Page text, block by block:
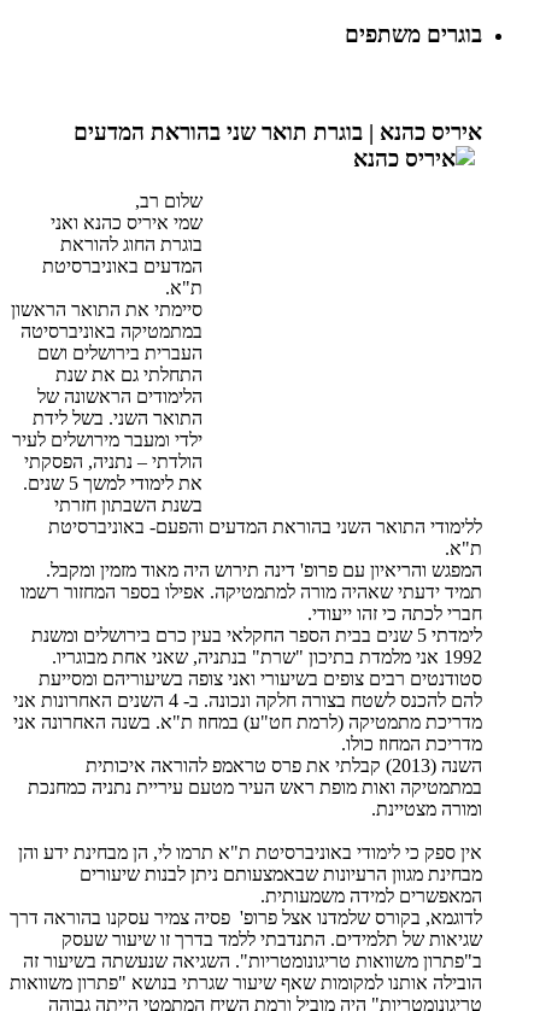
בוגרים משתפים
איריס כהנא | בוגרת תואר שני בהוראת המדעים
שלום רב,
שמי איריס כהנא ואני
בוגרת החוג להוראת
המדעים באוניברסיטת
ת"א.
סיימתי את התואר הראשון
במתמטיקה באוניברסיטה
העברית בירושלים ושם
התחלתי גם את שנת
הלימודים הראשונה של
התואר השני. בשל לידת
ילדי ומעבר מירושלים לעיר
הולדתי – נתניה, הפסקתי
את לימודי למשך 5 שנים.
בשנת השבתון חזרתי
ללימודי התואר השני בהוראת המדעים והפעם- באוניברסיטת
ת"א.
המפגש והריאיון עם פרופ' דינה תירוש היה מאוד מזמין ומקבל.
תמיד ידעתי שאהיה מורה למתמטיקה. אפילו בספר המחזור רשמו
חברי לכתה כי זהו ייעודי.
לימדתי 5 שנים בבית הספר החקלאי בעין כרם בירושלים ומשנת
1992 אני מלמדת בתיכון "שרת" בנתניה, שאני אחת מבוגריו.
סטודנטים רבים צופים בשיעורי ואני צופה בשיעוריהם ומסייעת
להם להכנס לשטח בצורה חלקה ונכונה. ב- 4 השנים האחרונות אני
מדריכת מתמטיקה (לרמת חט"ע) במחוז ת"א. בשנה האחרונה אני
מדריכת המחוז כולו.
השנה (2013) קבלתי את פרס טראמפ להוראה איכותית
במתמטיקה ואות מופת ראש העיר מטעם עיריית נתניה כמחנכת
ומורה מצטיינת.
אין ספק כי לימודי באוניברסיטת ת"א תרמו לי, הן מבחינת ידע והן
מבחינת מגוון הרעיונות שבאמצעותם ניתן לבנות שיעורים
המאפשרים למידה משמעותית.
לדוגמא, בקורס שלמדנו אצל פרופ' פסיה צמיר עסקנו בהוראה דרך
שגיאות של תלמידים. התנדבתי ללמד בדרך זו שיעור שעסק
ב"פתרון משוואות טריגונומטריות". השגיאה שנעשתה בשיעור זה
הובילה אותנו למקומות שאף שיעור שגרתי בנושא "פתרון משוואות
טריגונומטריות" היה מוביל ורמת השיח המתמטי הייתה גבוהה